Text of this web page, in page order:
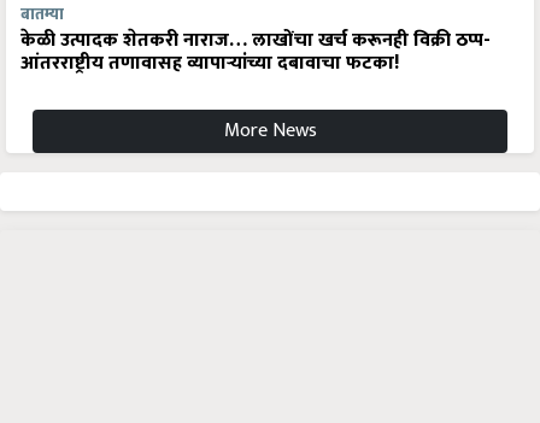
बातम्या
केळी उत्पादक शेतकरी नाराज… लाखोंचा खर्च करूनही विक्री ठप्प-
आंतरराष्ट्रीय तणावासह व्यापाऱ्यांच्या दबावाचा फटका!
More News